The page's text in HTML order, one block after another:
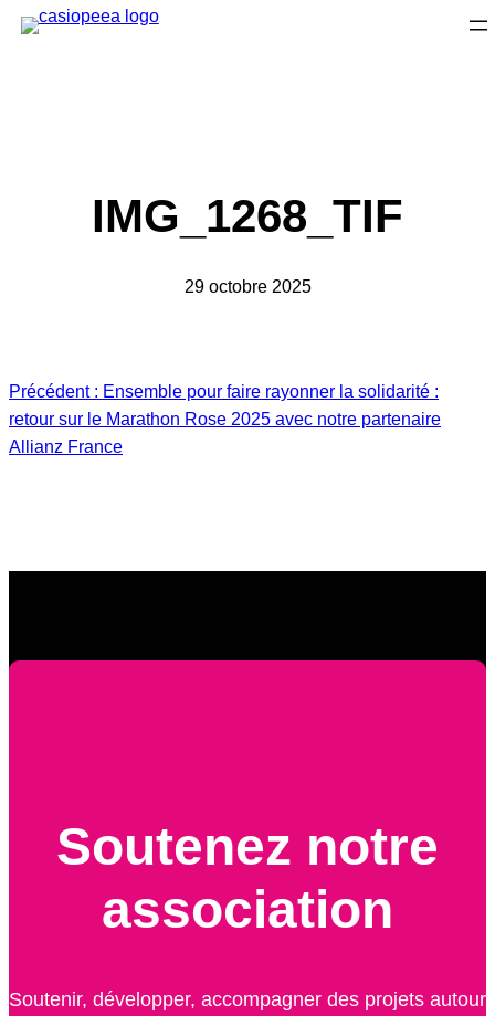
Aller
IMG_1268_TIF
29 octobre 2025
Précédent : Ensemble pour faire rayonner la solidarité :
retour sur le Marathon Rose 2025 avec notre partenaire
Allianz France
Soutenez notre
association
Soutenir, développer, accompagner des projets autour